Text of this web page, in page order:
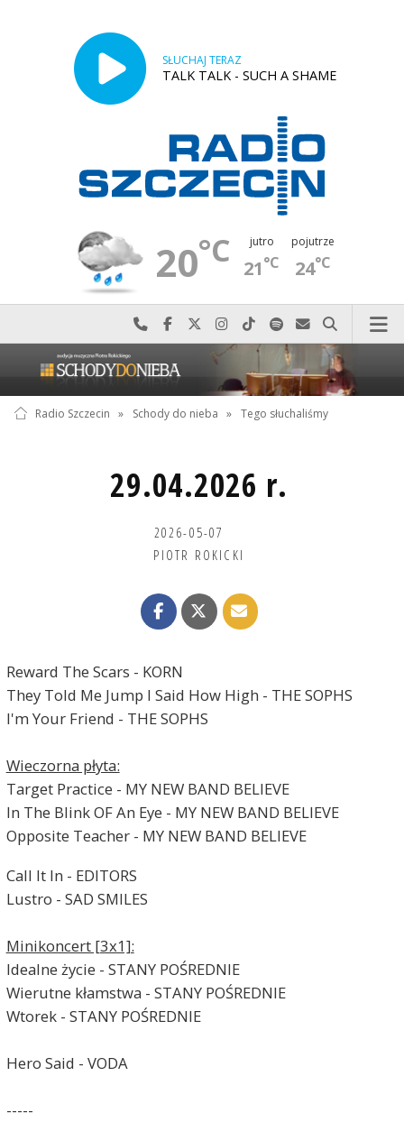
SŁUCHAJ TERAZ
TALK TALK - SUCH A SHAME
20°C jutro
21°C
pojutrze
24°C
Najlepiej po prostu do nas zadzwoń
Odwiedź nas na Facebook-u
Odwiedź nas na X
Odwiedź nas na Instagram-ie
Odwiedź nas na TikTok-u
Szukaj nas na Spotify
Wyślij do nas
Szukaj
Radio Szczecin » Schody do nieba » Tego słuchaliśmy
29.04.2026 r.
2026-05-07
PIOTR ROKICKI
Reward The Scars - KORN
They Told Me Jump I Said How High - THE SOPHS
I'm Your Friend - THE SOPHS
Wieczorna płyta:
Target Practice - MY NEW BAND BELIEVE
In The Blink OF An Eye - MY NEW BAND BELIEVE
Opposite Teacher - MY NEW BAND BELIEVE
Call It In - EDITORS
Lustro - SAD SMILES
Minikoncert [3x1]:
Idealne życie - STANY POŚREDNIE
Wierutne kłamstwa - STANY POŚREDNIE
Wtorek - STANY POŚREDNIE
Hero Said - VODA
-----